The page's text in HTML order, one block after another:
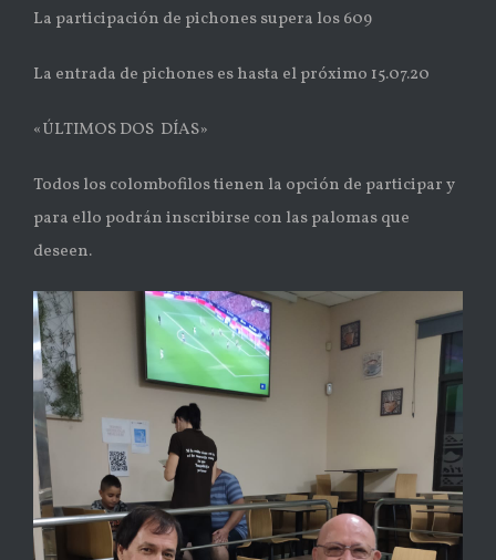
La participación de pichones supera los 609
La entrada de pichones es hasta el próximo 15.07.20
«ÚLTIMOS DOS DÍAS»
Todos los colombofilos tienen la opción de participar y
para ello podrán inscribirse con las palomas que
deseen.